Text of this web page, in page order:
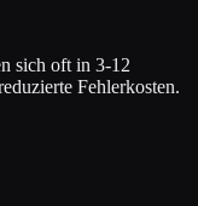
sich oft in 3-12
Fehlerkosten.